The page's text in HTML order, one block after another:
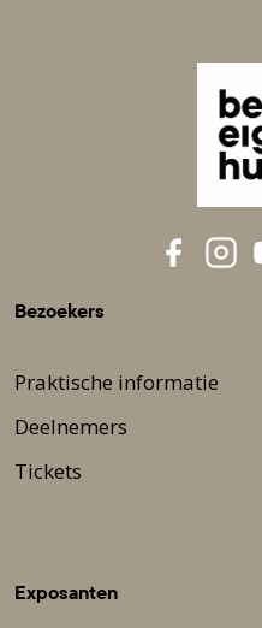
Bezoekers
Praktische informatie
Deelnemers
Tickets
Exposanten